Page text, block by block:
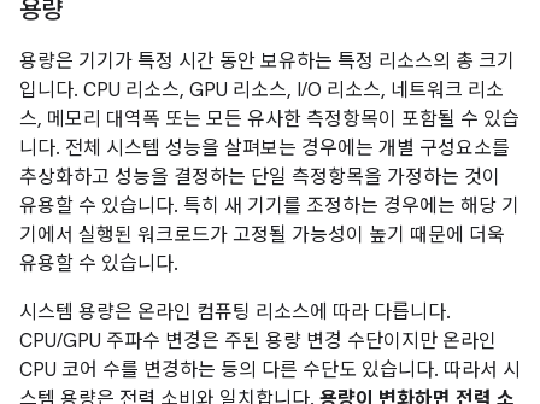
용량
용량은 기기가 특정 시간 동안 보유하는 특정 리소스의 총 크기
입니다. CPU 리소스, GPU 리소스, I/O 리소스, 네트워크 리소
스, 메모리 대역폭 또는 모든 유사한 측정항목이 포함될 수 있습
니다. 전체 시스템 성능을 살펴보는 경우에는 개별 구성요소를
추상화하고 성능을 결정하는 단일 측정항목을 가정하는 것이
유용할 수 있습니다. 특히 새 기기를 조정하는 경우에는 해당 기
기에서 실행된 워크로드가 고정될 가능성이 높기 때문에 더욱
유용할 수 있습니다.
시스템 용량은 온라인 컴퓨팅 리소스에 따라 다릅니다.
CPU/GPU 주파수 변경은 주된 용량 변경 수단이지만 온라인
CPU 코어 수를 변경하는 등의 다른 수단도 있습니다. 따라서 시
스템 용량은 전력 소비와 일치합니다. 용량이 변화하면 전력 소